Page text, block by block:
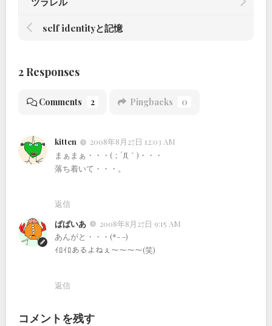
self identityと記憶
2 Responses
Comments 2 Pingbacks 0
kitten
2008年8月27日 12:03 AM
まぁまぁ・・・(；´Д｀)・・・
落ち着いて・・・。
返信
ぱぱいあ
2008年8月27日 9:15 AM
あんがと・・・(*- -)
ｲﾛｲﾛあるよねぇ～～～～(笑)
返信
コメントを残す